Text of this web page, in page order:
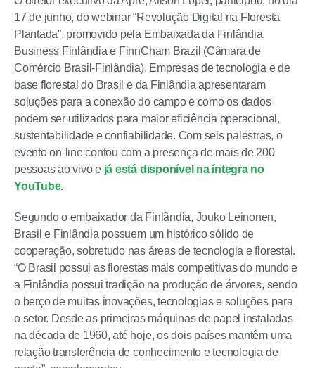
17 de junho, do webinar “Revolução Digital na Floresta
Plantada”, promovido pela Embaixada da Finlândia,
Business Finlândia e FinnCham Brazil (Câmara de
Comércio Brasil-Finlândia). Empresas de tecnologia e de
base florestal do Brasil e da Finlândia apresentaram
soluções para a conexão do campo e como os dados
podem ser utilizados para maior eficiência operacional,
sustentabilidade e confiabilidade. Com seis palestras, o
evento on-line contou com a presença de mais de 200
pessoas ao vivo e já está disponível na íntegra no
YouTube.
Segundo o embaixador da Finlândia, Jouko Leinonen,
Brasil e Finlândia possuem um histórico sólido de
cooperação, sobretudo nas áreas de tecnologia e florestal.
“O Brasil possui as florestas mais competitivas do mundo e
a Finlândia possui tradição na produção de árvores, sendo
o berço de muitas inovações, tecnologias e soluções para
o setor. Desde as primeiras máquinas de papel instaladas
na década de 1960, até hoje, os dois países mantêm uma
relação transferência de conhecimento e tecnologia de